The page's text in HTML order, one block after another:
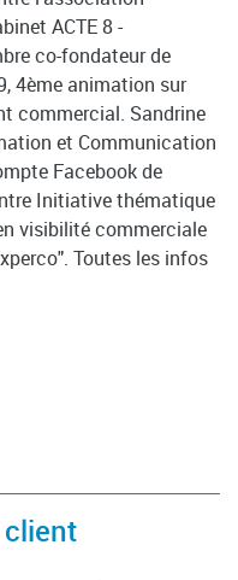
ACTE 8 -
co-fondateur de
4ème animation sur
commercial. Sandrine
et Communication
Facebook de
Initiative thématique
visibilité commerciale
Toutes les infos